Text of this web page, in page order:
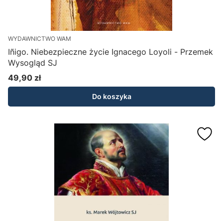
WYDAWNICTWO WAM
Iñigo. Niebezpieczne życie Ignacego Loyoli - Przemek
Wysogląd SJ
Cena
49,90 zł
Do koszyka